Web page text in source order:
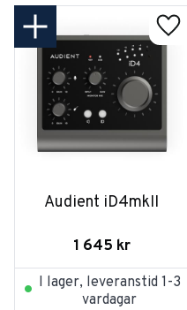
Audient iD4mkII
1 645 kr
I lager, leveranstid 1-3
vardagar